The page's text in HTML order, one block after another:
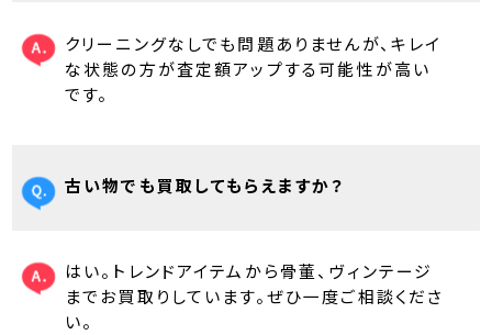
クリーニングなしでも問題ありませんが、キレイ
な状態の方が査定額アップする可能性が高い
です。
古い物でも買取してもらえますか？
はい。トレンドアイテムから骨董、ヴィンテージ
までお買取りしています。ぜひ一度ご相談くださ
い。